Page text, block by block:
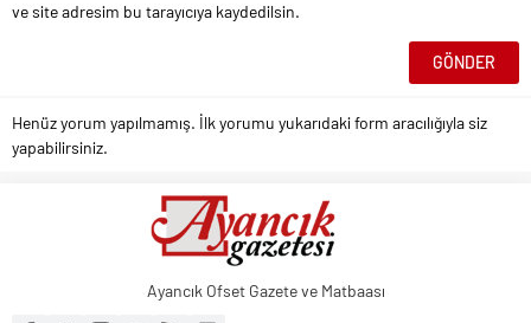
ve site adresim bu tarayıcıya kaydedilsin.
Henüz yorum yapılmamış. İlk yorumu yukarıdaki form aracılığıyla siz
yapabilirsiniz.
Ayancık Ofset Gazete ve Matbaası